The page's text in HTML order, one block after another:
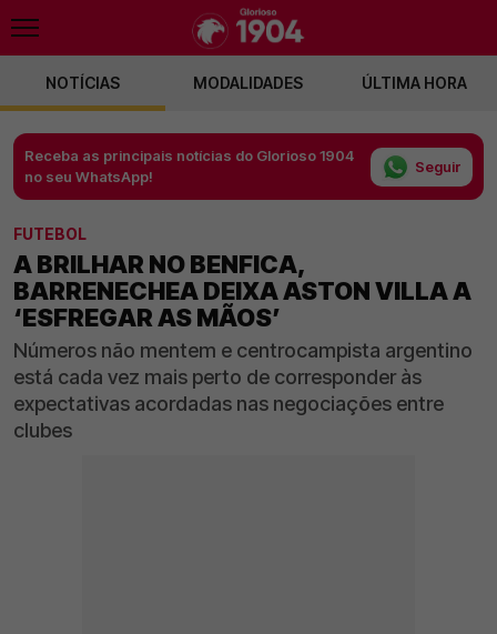
NOTÍCIAS MODALIDADES ÚLTIMA HORA
Receba as principais notícias do Glorioso 1904
no seu WhatsApp!
Seguir
FUTEBOL
A BRILHAR NO BENFICA,
BARRENECHEA DEIXA ASTON VILLA A
‘ESFREGAR AS MÃOS’
Números não mentem e centrocampista argentino
está cada vez mais perto de corresponder às
expectativas acordadas nas negociações entre
clubes